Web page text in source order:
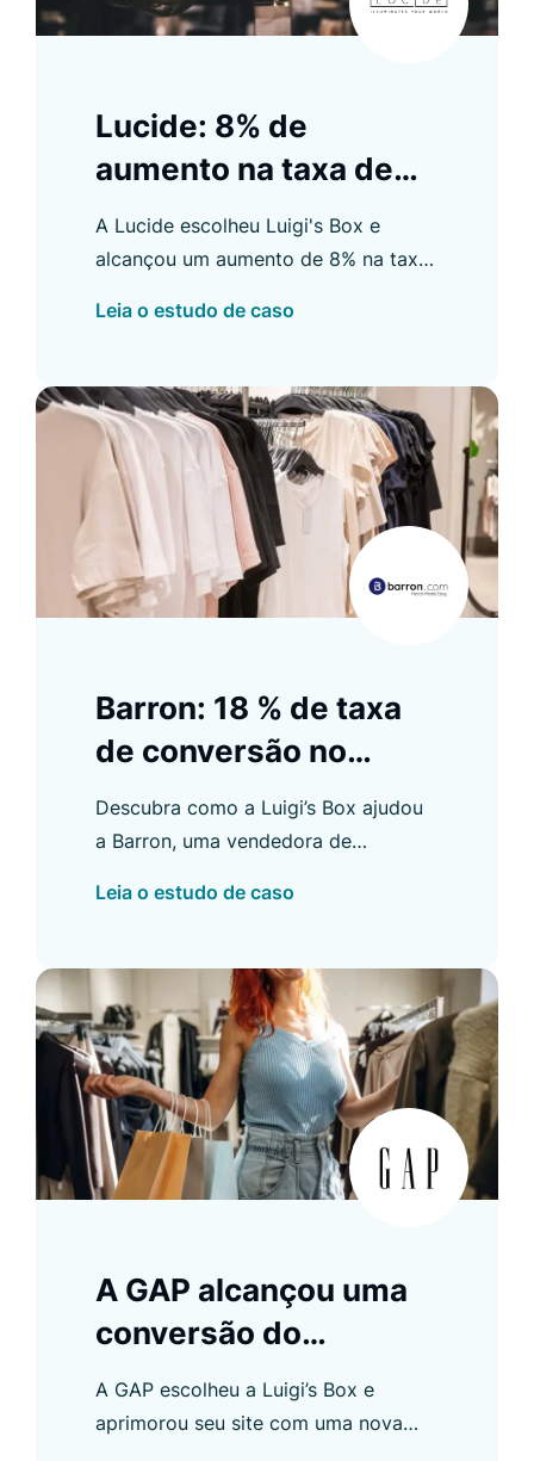
Lucide: 8% de
aumento na taxa de
conversão B2B
A Lucide escolheu Luigi's Box e
alcançou um aumento de 8% na taxa
Saiba mais em nosso estudo de caso.
Leia o estudo de caso
Barron: 18 % de taxa
de conversão no
Product Listing
Descubra como a Luigi’s Box ajudou
a Barron, uma vendedora de
a taxa de conversão do e-commerce
Leia o estudo de caso
A GAP alcançou uma
conversão do
Recommender de 28
%
A GAP escolheu a Luigi’s Box e
aprimorou seu site com uma nova